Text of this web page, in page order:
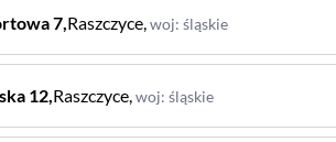
7,Raszczyce,woj: śląskie
12,Raszczyce,woj: śląskie